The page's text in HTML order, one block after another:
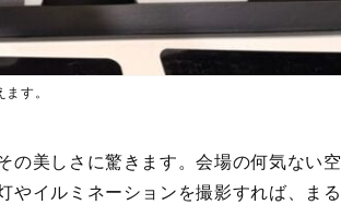
す。
の美しさに驚きます。会場の何気ない空
やイルミネーションを撮影すれば、まる